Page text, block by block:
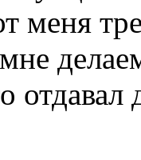
меня
отдавал